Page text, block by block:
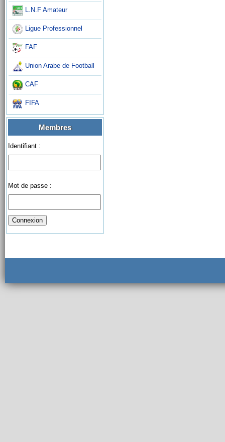
L.N.F Amateur
Ligue Professionnel
FAF
Union Arabe de Football
CAF
FIFA
Membres
Identifiant :
Mot de passe :